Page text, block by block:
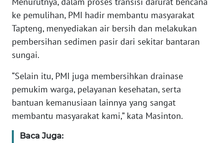
ke pemulihan, PMI hadir membantu masyarakat
Tapteng, menyediakan air bersih dan melakukan
pembersihan sedimen pasir dari sekitar bantaran
sungai.
“Selain itu, PMI juga membersihkan drainase
pemukim warga, pelayanan kesehatan, serta
bantuan kemanusiaan lainnya yang sangat
membantu masyarakat kami,” kata Masinton.
Baca Juga:
RIAU
WN
SERAMBI
JAMBI
WN
SULTRA
WN